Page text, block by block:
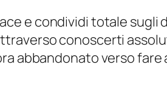
e condividi totale sugli
conoscerti
verso fare